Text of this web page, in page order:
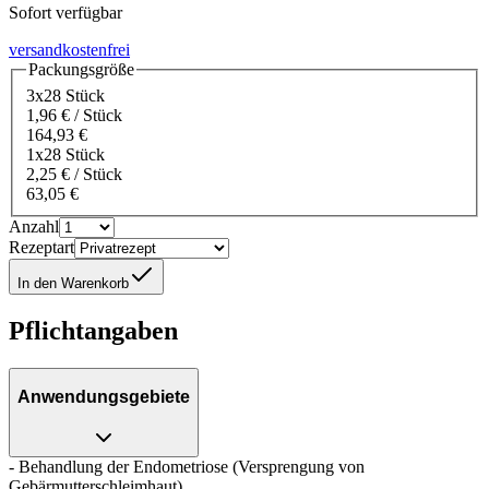
Sofort verfügbar
versandkostenfrei
Packungsgröße
3x28 Stück
1,96 € / Stück
164,93 €
1x28 Stück
2,25 € / Stück
63,05 €
Anzahl
Rezeptart
In den Warenkorb
Pflichtangaben
Anwendungsgebiete
- Behandlung der Endometriose (Versprengung von